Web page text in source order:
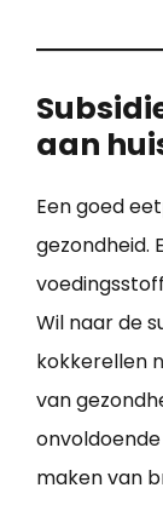
aan
Een goed
gezondheid.
Wil naar de
kokkerellen
van
maken van